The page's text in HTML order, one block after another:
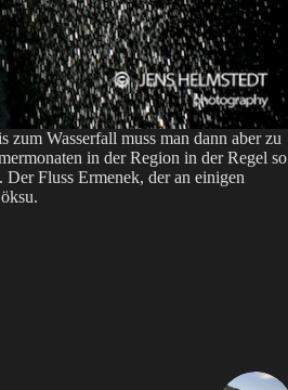
Wasserfall muss man dann aber zu
in der Region in der Regel so
Fluss Ermenek, der an einigen